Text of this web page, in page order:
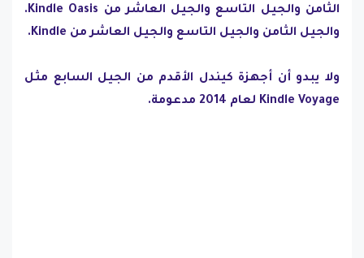
الثامن والجيل التاسع والجيل العاشر من Kindle Oasis.
والجيل الثامن والجيل التاسع والجيل العاشر من Kindle.
ولا يبدو أن أجهزة كيندل الأقدم من الجيل السابع مثل
Kindle Voyage لعام 2014 مدعومة.